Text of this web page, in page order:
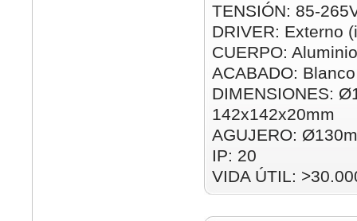
TENSIÓN: 85-
DRIVER: Externo
CUERPO: Aluminio
ACABADO: Blanco
DIMENSIONES:
142x142x20mm
AGUJERO:
IP: 20
VIDA ÚTIL: